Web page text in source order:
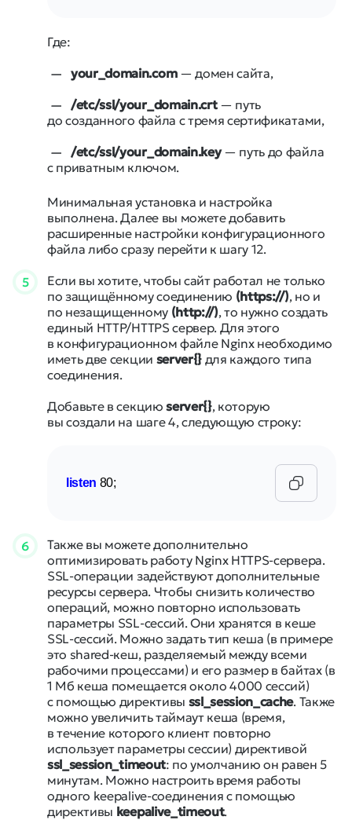
Где:
your_domain.com— домен сайта,
/etc/ssl/your_domain.crt— путь
до созданного файла с тремя сертификатами,
/etc/ssl/your_domain.key— путь до файла
с приватным ключом.
Минимальная установка и настройка
выполнена. Далее вы можете добавить
расширенные настройки конфигурационного
файла либо сразу перейти к шагу 12.
5
Если вы хотите, чтобы сайт работал не только
по защищённому соединению (https://), но и
по незащищенному (http://), то нужно создать
единый HTTP/HTTPS сервер. Для этого
в конфигурационном файле Nginx необходимо
иметь две секции server{} для каждого типа
соединения.
Добавьте в секциюserver{}, которую
вы создали на шаге 4, следующую строку:
listen 80;
6
Также вы можете дополнительно
оптимизировать работу Nginx HTTPS-сервера.
SSL-операции задействуют дополнительные
ресурсы сервера. Чтобы снизить количество
операций, можно повторно использовать
параметры SSL-сессий. Они хранятся в кеше
SSL-сессий. Можно задать тип кеша (в примере
это shared-кеш, разделяемый между всеми
рабочими процессами) и его размер в байтах (в
1 Мб кеша помещается около 4000 сессий)
с помощью директивы ssl_session_cache. Также
можно увеличить таймаут кеша (время,
в течение которого клиент повторно
использует параметры сессии) директивой
ssl_session_timeout: по умолчанию он равен 5
минутам. Можно настроить время работы
одного keepalive-соединения с помощью
директивы keepalive_timeout.